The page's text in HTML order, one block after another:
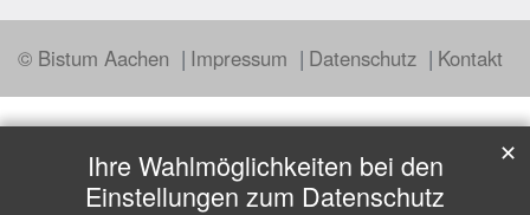
© Bistum Aachen Impressum Datenschutz Kontakt
Ihre Wahlmöglichkeiten bei den
Einstellungen zum Datenschutz
✕